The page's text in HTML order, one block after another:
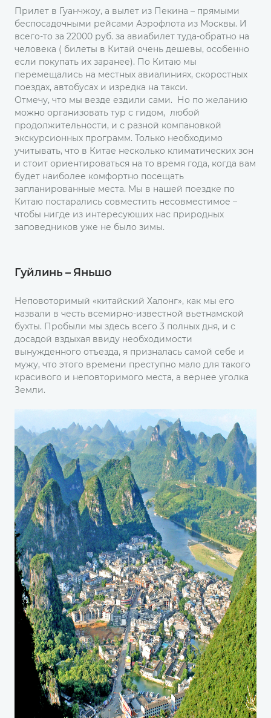
Прилет в Гуанчжоу, а вылет из Пекина – прямыми
беспосадочными рейсами Аэрофлота из Москвы. И
всего-то за 22000 руб. за авиабилет туда-обратно на
человека ( билеты в Китай очень дешевы, особенно
если покупать их заранее). По Китаю мы
перемещались на местных авиалиниях, скоростных
поездах, автобусах и изредка на такси.
Отмечу, что мы везде ездили сами. Но по желанию
можно организовать тур с гидом, любой
продолжительности, и с разной компановкой
экскурсионных программ. Только необходимо
учитывать, что в Китае несколько климатических зон
и стоит ориентироваться на то время года, когда вам
будет наиболее комфортно посещать
запланированные места. Мы в нашей поездке по
Китаю постарались совместить несовместимое –
чтобы нигде из интересуюших нас природных
заповедников уже не было зимы.
Гуйлинь – Яньшо
Неповоторимый «китайский Халонг», как мы его
назвали в честь всемирно-известной вьетнамской
бухты. Пробыли мы здесь всего 3 полных дня, и с
досадой вздыхая ввиду необходимости
вынужденного отъезда, я призналась самой себе и
мужу, что этого времени преступно мало для такого
красивого и неповторимого места, а вернее уголка
Земли.